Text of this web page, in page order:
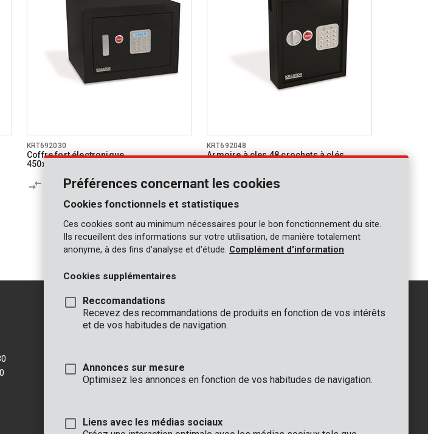
KRT692030
Coffre fort électronique
450x330x395mm résistant au feu
COMPARER
KRT692048
Armoire à cles 48 crochets à clés
COMPARER
1
CONTACT
INFO
VARO - Vic. Van Rompuy nv
Joseph Van Instraat 9
2500 Lier - Belgique
info@varo.com
Préférences concernant les cookies
Cookies fonctionnels et statistiques
Ces cookies sont au minimum nécessaires pour le bon fonctionnement du site.
Ils recueillent des informations sur votre utilisation, de manière totalement
anonyme, à des fins d'analyse et d'étude. Complément d'information
Cookies supplémentaires
Reccomandations
Recevez des recommandations de produits en fonction de vos intérêts
et de vos habitudes de navigation.
Annonces sur mesure
Optimisez les annonces en fonction de vos habitudes de navigation.
Liens avec les médias sociaux